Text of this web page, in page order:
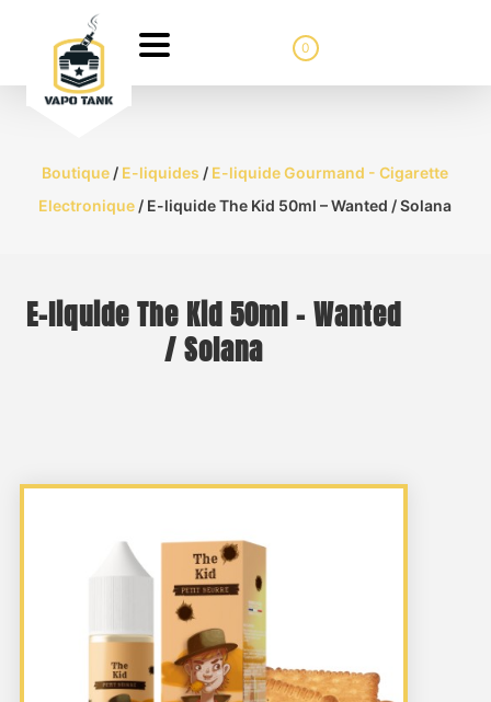
0
Boutique / E-liquides / E-liquide Gourmand - Cigarette
Electronique / E-liquide The Kid 50ml – Wanted / Solana
E-liquide The Kid 50ml – Wanted
/ Solana